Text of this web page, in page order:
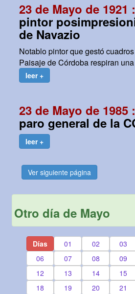
23 de Mayo de 1921 :
pintor
de Navazio
Notablo pintor que gestó
Paisaje de Córdoba respiran
leer +
23 de Mayo de 1985 :
paro general de la
leer +
Ver siguiente página
Otro día de Mayo
Días 01 02 03
06
07 08 09
12
13 14 15
18
19 20 21